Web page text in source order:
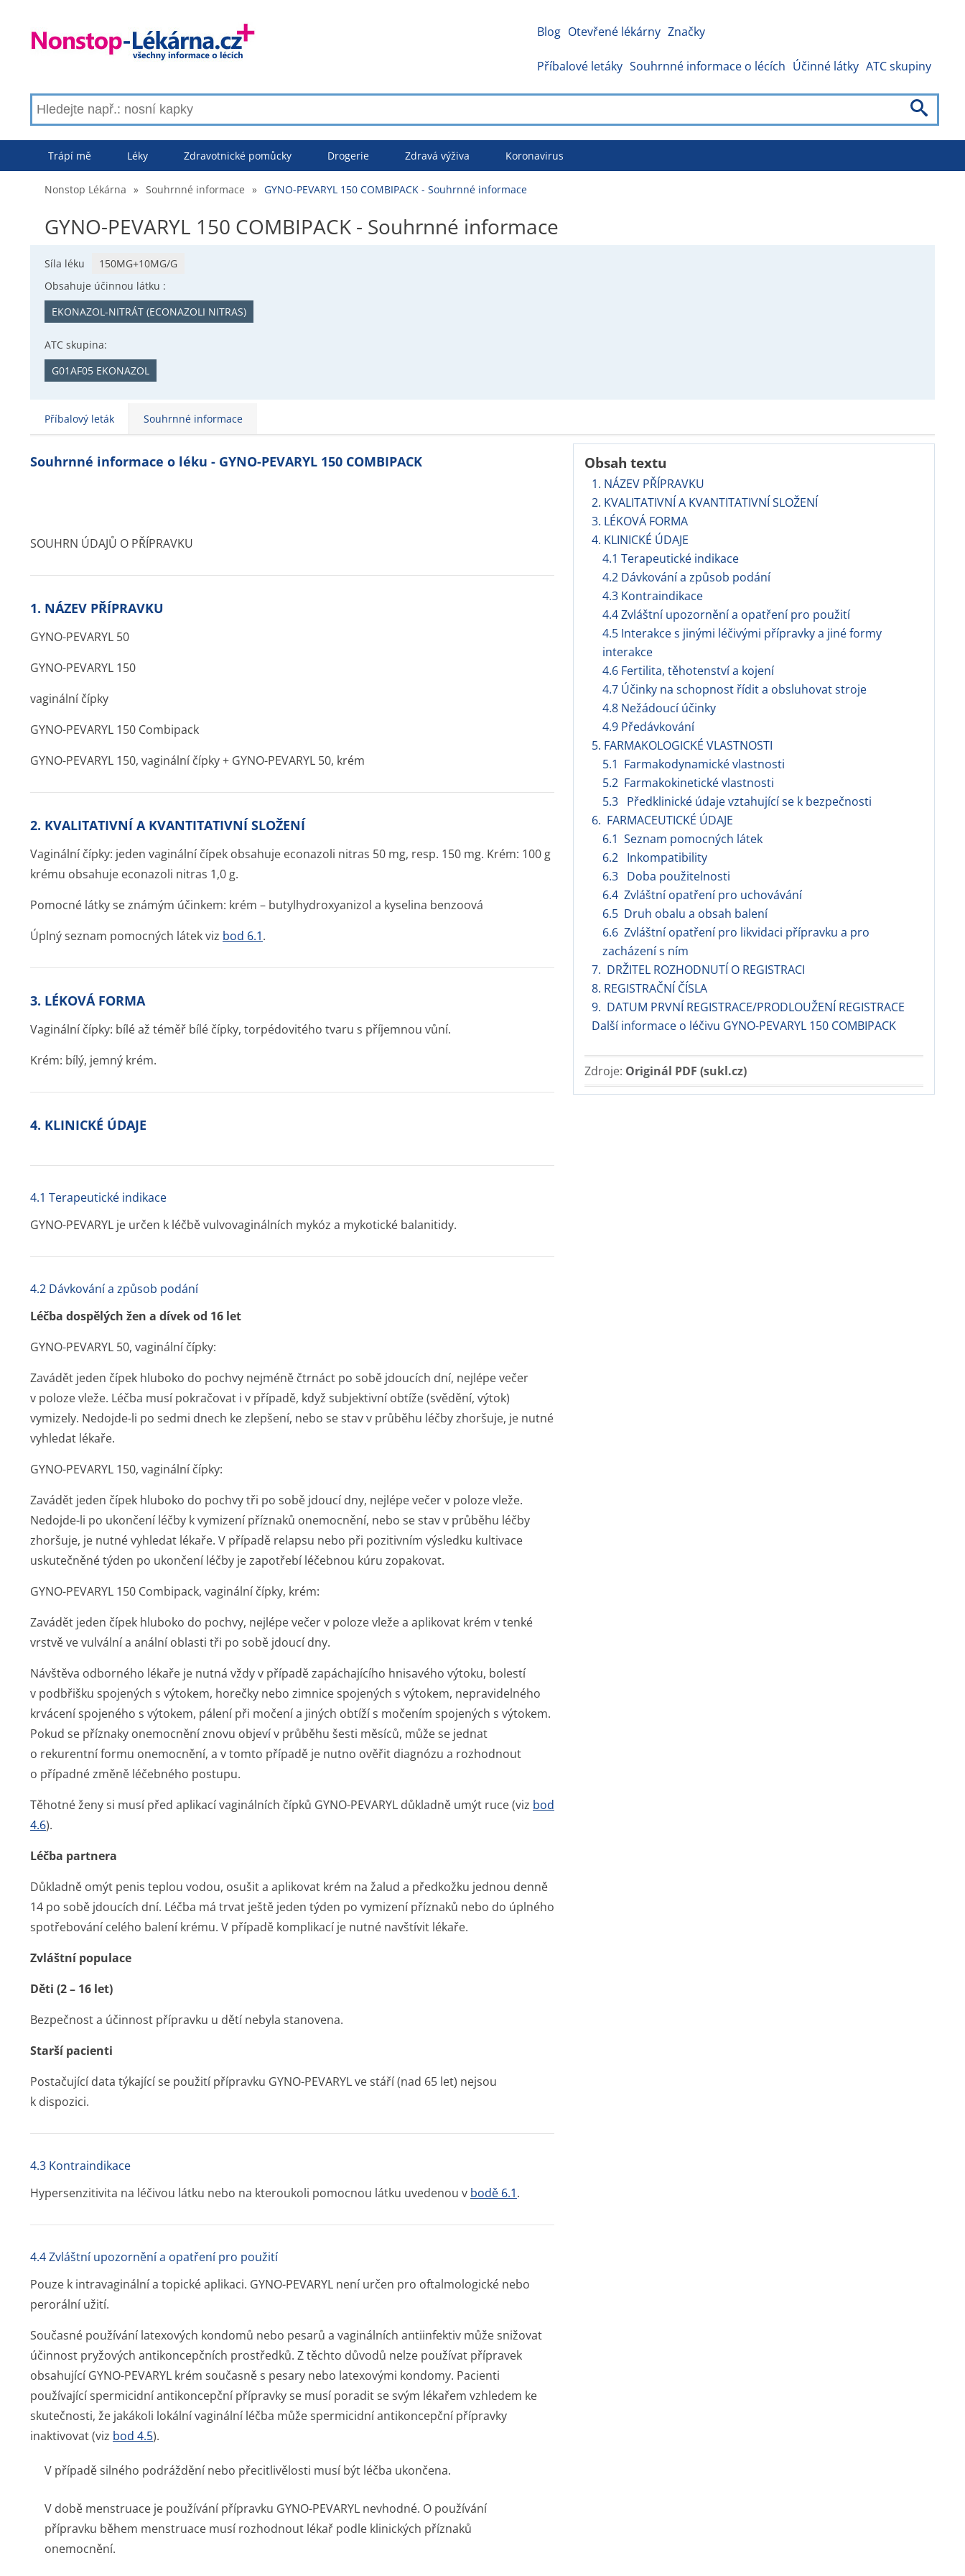
Blog Otevřené lékárny Značky
Příbalové letáky Souhrnné informace o lécích Účinné látky ATC skupiny
Trápí mě Léky Zdravotnické pomůcky Drogerie Zdravá výživa Koronavirus
Nonstop Lékárna » Souhrnné informace » GYNO-PEVARYL 150 COMBIPACK - Souhrnné informace
GYNO-PEVARYL 150 COMBIPACK - Souhrnné informace
Síla léku
150MG+10MG/G
Obsahuje účinnou látku :
EKONAZOL-NITRÁT (ECONAZOLI NITRAS)
ATC skupina:
G01AF05 EKONAZOL
Příbalový leták Souhrnné informace
Obsah textu
1. NÁZEV PŘÍPRAVKU
2. KVALITATIVNÍ A KVANTITATIVNÍ SLOŽENÍ
3. LÉKOVÁ FORMA
4. KLINICKÉ ÚDAJE
4.1 Terapeutické indikace
4.2 Dávkování a způsob podání
4.3 Kontraindikace
4.4 Zvláštní upozornění a opatření pro použití
4.5 Interakce s jinými léčivými přípravky a jiné formy
interakce
4.6 Fertilita, těhotenství a kojení
4.7 Účinky na schopnost řídit a obsluhovat stroje
4.8 Nežádoucí účinky
4.9 Předávkování
5. FARMAKOLOGICKÉ VLASTNOSTI
5.1 Farmakodynamické vlastnosti
5.2 Farmakokinetické vlastnosti
5.3 Předklinické údaje vztahující se k bezpečnosti
6. FARMACEUTICKÉ ÚDAJE
6.1 Seznam pomocných látek
6.2 Inkompatibility
6.3 Doba použitelnosti
6.4 Zvláštní opatření pro uchovávání
6.5 Druh obalu a obsah balení
6.6 Zvláštní opatření pro likvidaci přípravku a pro
zacházení s ním
7. DRŽITEL ROZHODNUTÍ O REGISTRACI
8. REGISTRAČNÍ ČÍSLA
9. DATUM PRVNÍ REGISTRACE/PRODLOUŽENÍ REGISTRACE
Další informace o léčivu GYNO-PEVARYL 150 COMBIPACK
Zdroje: Originál PDF (sukl.cz)
Souhrnné informace o léku - GYNO-PEVARYL 150 COMBIPACK
SOUHRN ÚDAJŮ O PŘÍPRAVKU
1. NÁZEV PŘÍPRAVKU
GYNO-PEVARYL 50
GYNO-PEVARYL 150
vaginální čípky
GYNO-PEVARYL 150 Combipack
GYNO-PEVARYL 150, vaginální čípky + GYNO-PEVARYL 50, krém
2. KVALITATIVNÍ A KVANTITATIVNÍ SLOŽENÍ
Vaginální čípky: jeden vaginální čípek obsahuje econazoli nitras 50 mg, resp. 150 mg. Krém: 100 g
krému obsahuje econazoli nitras 1,0 g.
Pomocné látky se známým účinkem: krém – butylhydroxyanizol a kyselina benzoová
Úplný seznam pomocných látek viz bod 6.1.
3. LÉKOVÁ FORMA
Vaginální čípky: bílé až téměř bílé čípky, torpédovitého tvaru s příjemnou vůní.
Krém: bílý, jemný krém.
4. KLINICKÉ ÚDAJE
4.1 Terapeutické indikace
GYNO-PEVARYL je určen k léčbě vulvovaginálních mykóz a mykotické balanitidy.
4.2 Dávkování a způsob podání
Léčba dospělých žen a dívek od 16 let
GYNO-PEVARYL 50, vaginální čípky:
Zavádět jeden čípek hluboko do pochvy nejméně čtrnáct po sobě jdoucích dní, nejlépe večer
v poloze vleže. Léčba musí pokračovat i v případě, když subjektivní obtíže (svědění, výtok)
vymizely. Nedojde-li po sedmi dnech ke zlepšení, nebo se stav v průběhu léčby zhoršuje, je nutné
vyhledat lékaře.
GYNO-PEVARYL 150, vaginální čípky:
Zavádět jeden čípek hluboko do pochvy tři po sobě jdoucí dny, nejlépe večer v poloze vleže.
Nedojde-li po ukončení léčby k vymizení příznaků onemocnění, nebo se stav v průběhu léčby
zhoršuje, je nutné vyhledat lékaře. V případě relapsu nebo při pozitivním výsledku kultivace
uskutečněné týden po ukončení léčby je zapotřebí léčebnou kúru zopakovat.
GYNO-PEVARYL 150 Combipack, vaginální čípky, krém:
Zavádět jeden čípek hluboko do pochvy, nejlépe večer v poloze vleže a aplikovat krém v tenké
vrstvě ve vulvální a anální oblasti tři po sobě jdoucí dny.
Návštěva odborného lékaře je nutná vždy v případě zapáchajícího hnisavého výtoku, bolestí
v podbřišku spojených s výtokem, horečky nebo zimnice spojených s výtokem, nepravidelného
krvácení spojeného s výtokem, pálení při močení a jiných obtíží s močením spojených s výtokem.
Pokud se příznaky onemocnění znovu objeví v průběhu šesti měsíců, může se jednat
o rekurentní formu onemocnění, a v tomto případě je nutno ověřit diagnózu a rozhodnout
o případné změně léčebného postupu.
Těhotné ženy si musí před aplikací vaginálních čípků GYNO-PEVARYL důkladně umýt ruce (viz bod
4.6).
Léčba partnera
Důkladně omýt penis teplou vodou, osušit a aplikovat krém na žalud a předkožku jednou denně
14 po sobě jdoucích dní. Léčba má trvat ještě jeden týden po vymizení příznaků nebo do úplného
spotřebování celého balení krému. V případě komplikací je nutné navštívit lékaře.
Zvláštní populace
Děti (2 – 16 let)
Bezpečnost a účinnost přípravku u dětí nebyla stanovena.
Starší pacienti
Postačující data týkající se použití přípravku GYNO-PEVARYL ve stáří (nad 65 let) nejsou
k dispozici.
4.3 Kontraindikace
Hypersenzitivita na léčivou látku nebo na kteroukoli pomocnou látku uvedenou v bodě 6.1.
4.4 Zvláštní upozornění a opatření pro použití
Pouze k intravaginální a topické aplikaci. GYNO-PEVARYL není určen pro oftalmologické nebo
perorální užití.
Současné používání latexových kondomů nebo pesarů a vaginálních antiinfektiv může snižovat
účinnost pryžových antikoncepčních prostředků. Z těchto důvodů nelze používat přípravek
obsahující GYNO-PEVARYL krém současně s pesary nebo latexovými kondomy. Pacienti
používající spermicidní antikoncepční přípravky se musí poradit se svým lékařem vzhledem ke
skutečnosti, že jakákoli lokální vaginální léčba může spermicidní antikoncepční přípravky
inaktivovat (viz bod 4.5).
V případě silného podráždění nebo přecitlivělosti musí být léčba ukončena.
V době menstruace je používání přípravku GYNO-PEVARYL nevhodné. O používání
přípravku během menstruace musí rozhodnout lékař podle klinických příznaků
onemocnění.